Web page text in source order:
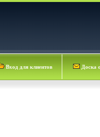
Вход для клиентов Доска